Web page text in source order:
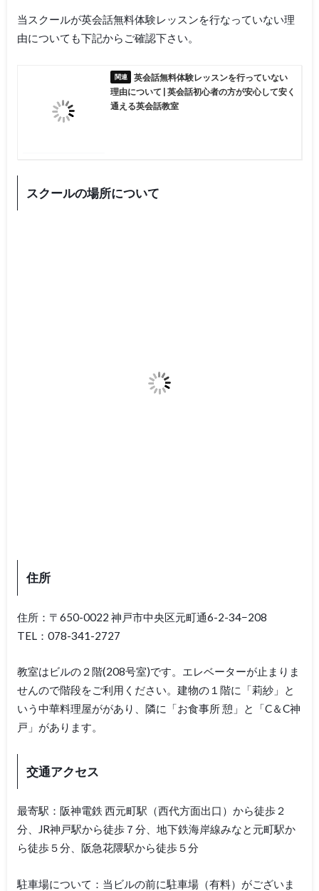
当スクールが英会話無料体験レッスンを行なっていない理
由についても下記からご確認下さい。
英会話無料体験レッスンを行っていない
理由について | 英会話初心者の方が安心して安く
通える英会話教室
スクールの場所について
住所
住所：〒650-0022 神戸市中央区元町通6-2-34−208
TEL：078-341-2727
教室はビルの２階(208号室)です。エレベーターが止まりま
せんので階段をご利用ください。建物の１階に「莉紗」と
いう中華料理屋ががあり、隣に「お食事所 憩」と「C＆C神
戸」があります。
交通アクセス
最寄駅：阪神電鉄 西元町駅（西代方面出口）から徒歩２
分、JR神戸駅から徒歩７分、地下鉄海岸線みなと元町駅か
ら徒歩５分、阪急花隈駅から徒歩５分
駐車場について：当ビルの前に駐車場（有料）がございま